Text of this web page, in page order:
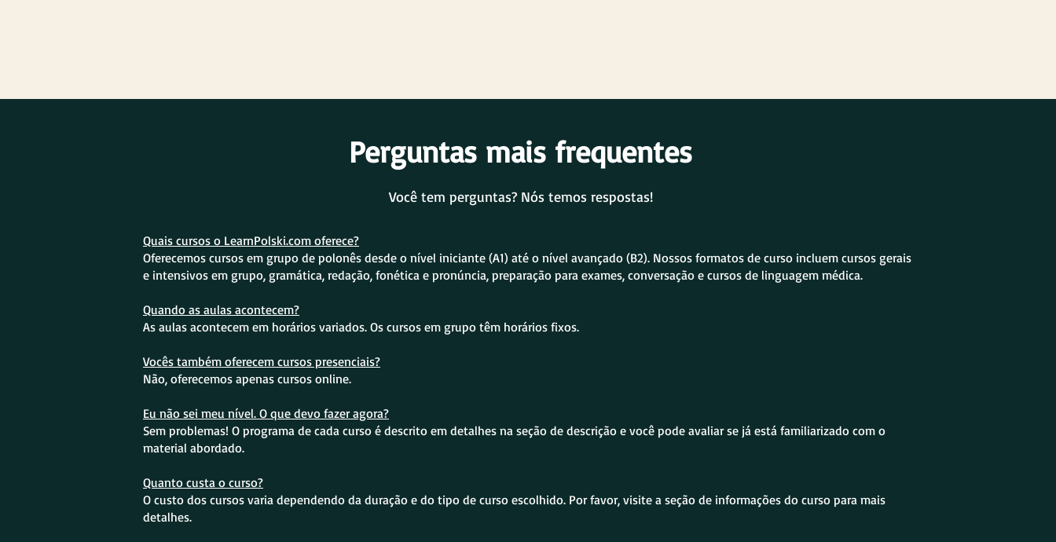
Perguntas mais frequentes
Você tem perguntas? Nós temos respostas!
Quais cursos o LearnPolski.com oferece?
Oferecemos cursos em grupo de polonês desde o nível iniciante (A1) até o nível avançado (B2). Nossos formatos de curso incluem cursos gerais
e intensivos em grupo, gramática, redação, fonética e pronúncia, preparação para exames, conversação e cursos de linguagem médica.
Quando as aulas acontecem?
As aulas acontecem em horários variados. Os cursos em grupo têm horários fixos.
Vocês também oferecem cursos presenciais?
Não, oferecemos apenas cursos online.
Eu não sei meu nível. O que devo fazer agora?
Sem problemas! O programa de cada curso é descrito em detalhes na seção de descrição e você pode avaliar se já está familiarizado com o
material abordado.
Quanto custa o curso?
O custo dos cursos varia dependendo da duração e do tipo de curso escolhido. Por favor, visite a seção de informações do curso para mais
detalhes.